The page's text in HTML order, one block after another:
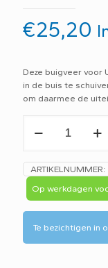
€25,20
Deze buigveer voor
in de buis te
om daarmee de
buigveer
25x2,25mm
1013737
aantal
ARTIKELNUMMER:
Op werkdagen
Te bezichtigen in